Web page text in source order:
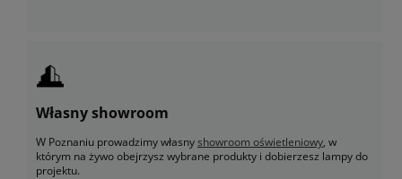
Własny showroom
W Poznaniu prowadzimy własnyshowroom oświetleniowy, w
którym na żywo obejrzysz wybrane produkty i dobierzesz lampy do
projektu.